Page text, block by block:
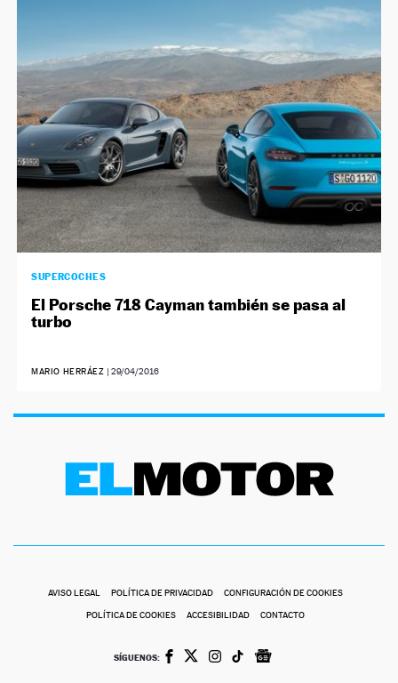
SUPERCOCHES
El Porsche 718 Cayman también se pasa al
turbo
MARIO HERRÁEZ | 29/04/2016
AVISO LEGAL POLÍTICA DE PRIVACIDAD CONFIGURACIÓN DE COOKIES
POLÍTICA DE COOKIES ACCESIBILIDAD CONTACTO
SÍGUENOS: